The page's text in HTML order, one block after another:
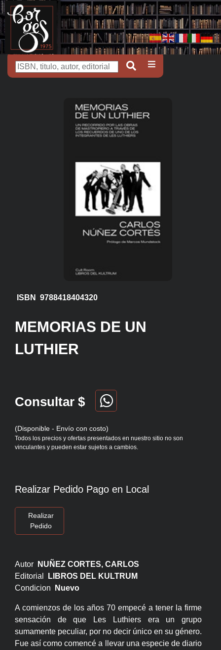
ISBN 9788418404320
MEMORIAS DE UN
LUTHIER
Consultar $
(Disponible - Envío con costo)
Todos los precios y ofertas presentados en nuestro sitio no son
vinculantes y pueden estar sujetos a cambios.
Realizar Pedido Pago en Local
Realizar
Pedido
Autor
NUÑEZ CORTES, CARLOS
Editorial
LIBROS DEL KULTRUM
Condicion
Nuevo
A comienzos de los años 70 empecé a tener la firme
sensación de que Les Luthiers era un grupo
sumamente peculiar, por no decir único en su género.
Fue así como comencé a llevar una especie de diario